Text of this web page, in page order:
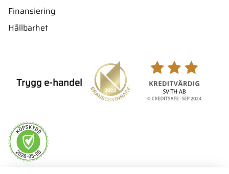
Finansiering
Hållbarhet
Trygg e-handel